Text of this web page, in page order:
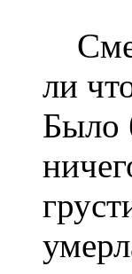
ли
Было